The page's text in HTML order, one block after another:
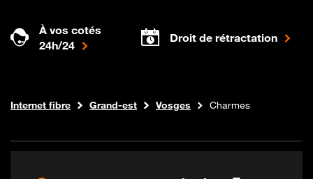
À vos cotés
24h/24
Droit de rétractation
Boutique Orange
Internet fibre Grand-est Vosges Charmes